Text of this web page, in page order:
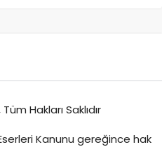
Hakları Saklıdır
Kanunu gereğince hak